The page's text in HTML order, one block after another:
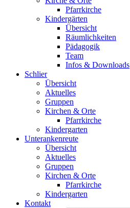
Pfarrkirche
Kindergärten
Übersicht
Räumlichkeiten
Pädagogik
Team
Infos & Downloads
Schlier
Übersicht
Aktuelles
Gruppen
Kirchen & Orte
Pfarrkirche
Kindergarten
Unterankenreute
Übersicht
Aktuelles
Gruppen
Kirchen & Orte
Pfarrkirche
Kindergarten
Kontakt